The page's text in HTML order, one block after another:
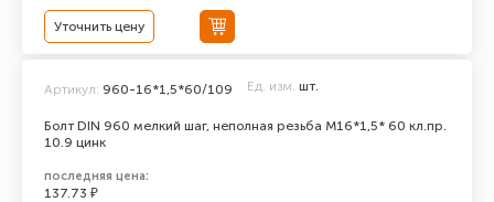
Уточнить цену
Болт DIN 960 мелкий шаг, неполная резьба M16*1,5* 60 кл.пр.
10.9 цинк
Артикул: 960-16*1,5*60/109 Ед. изм. шт.
последняя цена:
137.73 ₽